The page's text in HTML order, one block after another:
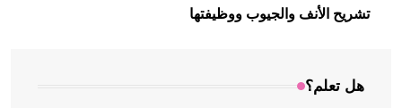
تشريح الأنف والجيوب ووظيفتها
هل تعلم؟
بالعمارة الإسلامية في بلاد الشام ومصر خاصة، حيث يحرص
المعمار على بناء مداميكه وخاصة في الواجهات